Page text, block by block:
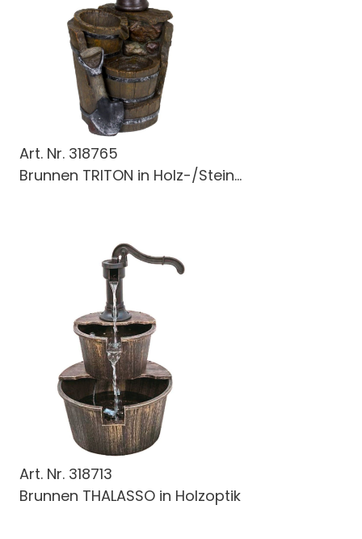
Art. Nr. 318765
Brunnen TRITON in Holz-/Stein...
Art. Nr. 318713
Brunnen THALASSO in Holzoptik